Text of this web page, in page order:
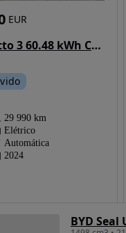
BYD Atto 3 60.48 kWh Comfort
EUR
29 990 km
Elétrico
Automática
2024
BYD Seal